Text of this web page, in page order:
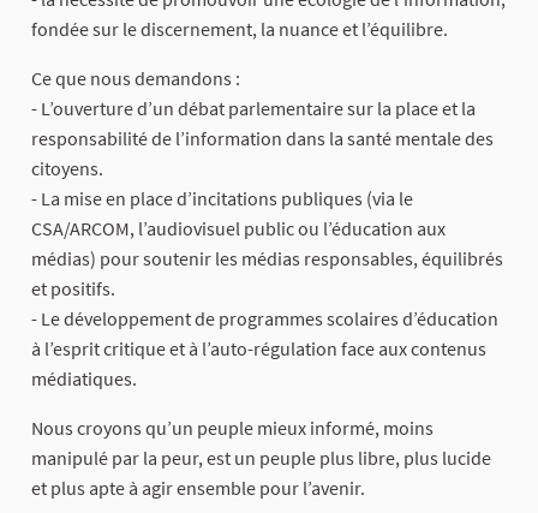
fondée sur le discernement, la nuance et l’équilibre.
Ce que nous demandons :
- L’ouverture d’un débat parlementaire sur la place et la
responsabilité de l’information dans la santé mentale des
citoyens.
- La mise en place d’incitations publiques (via le
CSA/ARCOM, l’audiovisuel public ou l’éducation aux
médias) pour soutenir les médias responsables, équilibrés
et positifs.
- Le développement de programmes scolaires d’éducation
à l’esprit critique et à l’auto-régulation face aux contenus
médiatiques.
Nous croyons qu’un peuple mieux informé, moins
manipulé par la peur, est un peuple plus libre, plus lucide
et plus apte à agir ensemble pour l’avenir.